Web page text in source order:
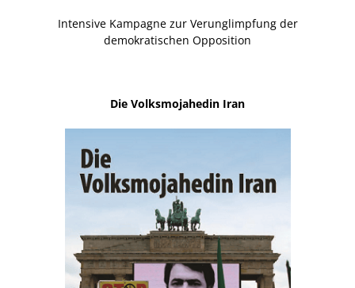
Intensive Kampagne zur Verunglimpfung der
demokratischen Opposition
Die Volksmojahedin Iran